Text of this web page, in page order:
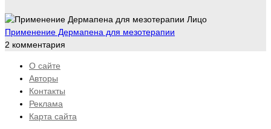
Лицо
Применение Дермапена для мезотерапии
2 комментария
О сайте
Авторы
Контакты
Реклама
Карта сайта